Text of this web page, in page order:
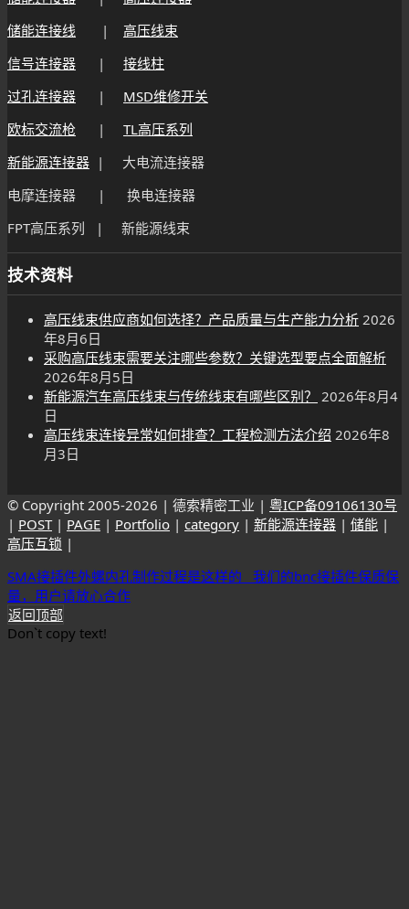
储能连接线 | 高压线束
信号连接器 | 接线柱
过孔连接器 | MSD维修开关
欧标交流枪 | TL高压系列
新能源连接器 | 大电流连接器
电摩连接器 | 换电连接器
FPT高压系列 | 新能源线束
技术资料
高压线束供应商如何选择？产品质量与生产能力分析 2026
年8月6日
采购高压线束需要关注哪些参数？关键选型要点全面解析
2026年8月5日
新能源汽车高压线束与传统线束有哪些区别？ 2026年8月4
日
高压线束连接异常如何排查？工程检测方法介绍 2026年8
月3日
© Copyright 2005-2026 | 德索精密工业 | 粤ICP备09106130号
| POST| PAGE | Portfolio | category | 新能源连接器 | 储能 |
高压互锁 |
SMA接插件外螺内孔制作过程是这样的
我们的bnc接插件保质保
量，用户请放心合作
返回顶部
Don`t copy text!